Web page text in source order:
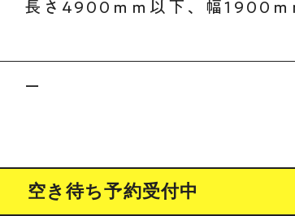
長さ4900ｍｍ以下、幅1900ｍ
ー
空き待ち予約受付中